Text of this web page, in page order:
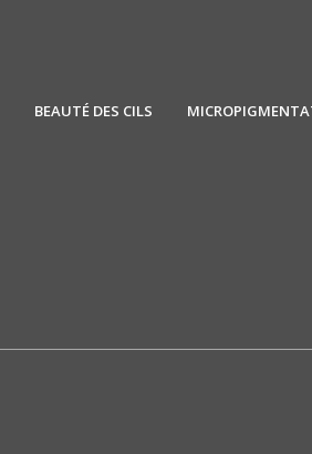
BEAUTÉ DES CILS